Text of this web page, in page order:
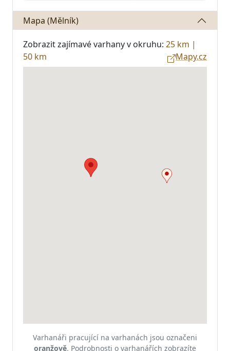
Mapa (Mělník)
Zobrazit zajímavé varhany v okruhu: 25 km |
50 km
Mapy.cz
Varhanáři pracující na varhanách jsou označeni
oranžově. Podrobnosti o varhanářích zobrazíte